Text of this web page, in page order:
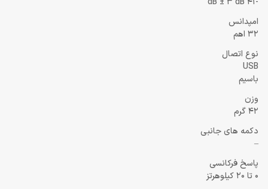
امپدانس
32 اهم
نوع اتصال
USB
باسیم
وزن
42 گرم
دکمه های جانبی
–
پاسخ فرکانسی
0 تا 20 کیلوهرتز